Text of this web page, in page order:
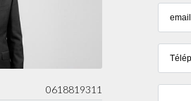
0618819311